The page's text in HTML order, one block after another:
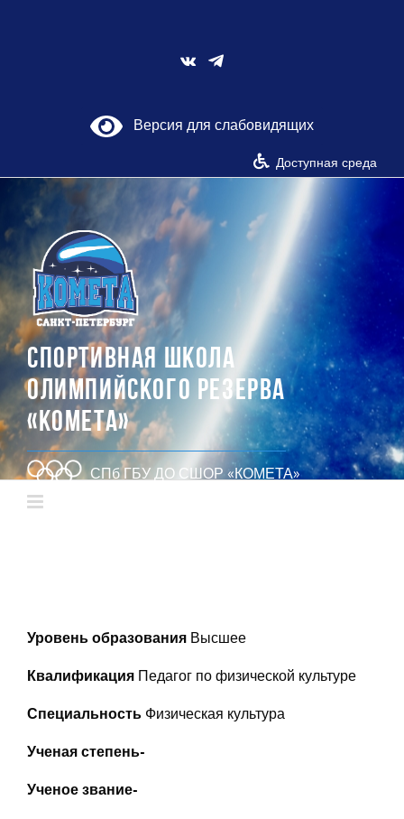
Vk
Версия для слабовидящих
Доступная среда
СПОРТИВНАЯ ШКОЛА
ОЛИМПИЙСКОГО РЕЗЕРВА
«КОМЕТА»
СПб ГБУ ДО СШОР «КОМЕТА»
Уровень образования Высшее
Квалификация Педагог по физической культуре
Специальность Физическая культура
Ученая степень-
Ученое звание-